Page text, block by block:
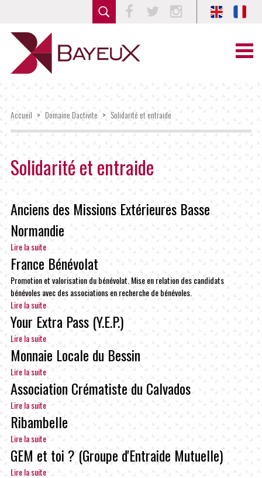
Accueil > Domaine Dactivite > Solidarité et entraide
Solidarité et entraide
Anciens des Missions Extérieures Basse
Normandie
Lire la suite
France Bénévolat
Promotion et valorisation du bénévolat. Mise en relation des candidats
bénévoles avec des associations en recherche de bénévoles.
Lire la suite
Your Extra Pass (Y.E.P.)
Lire la suite
Monnaie Locale du Bessin
Lire la suite
Association Crématiste du Calvados
Lire la suite
Ribambelle
Lire la suite
GEM et toi ? (Groupe d'Entraide Mutuelle)
Lire la suite